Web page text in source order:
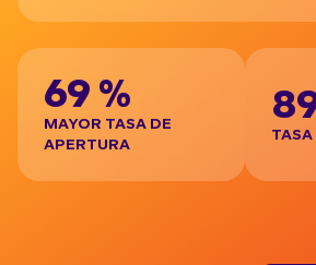
69 %
MAYOR TASA DE
APERTURA
TASA